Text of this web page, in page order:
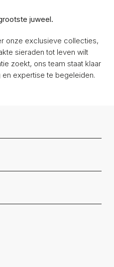
juweel.
onze exclusieve collecties,
sieraden tot leven wilt
zoekt, ons team staat klaar
expertise te begeleiden.